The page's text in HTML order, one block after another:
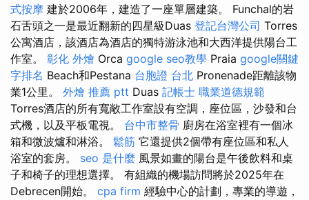
式按摩 建於2006年，建造了一座單層建築。 Funchal的岩
石舌頭之一是最近翻新的四星級Duas 登記台灣公司 Torres
公寓酒店，該酒店為酒店的獨特游泳池和大西洋提供陽台工
作室。 彰化 外燴 Orca google seo教學 Praia google關鍵
字排名 Beach和Pestana 台胞證 台北 Pronenade距離該物
業1公里。 外燴 推薦 ptt Duas 記帳士 職業道德規範
Torres酒店的所有寬敞工作室設有空調，座位區，沙發和台
式機，以及平板電視。 台中市整骨 廚房在浴室裡有一個冰
箱和微波爐和淋浴。 鬆筋 它還提供2個帶有座位區和私人
浴室的套房。 seo 是什麼 風景如畫的陽台是午後飲料和桌
子和椅子的理想選擇。 有組織的機場訪問將於2025年在
Debrecen開始。 cpa firm 經驗中心的計劃，專業的導遊，